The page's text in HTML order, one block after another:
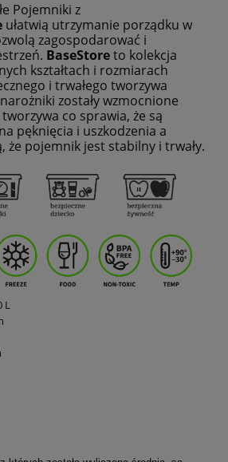
Pojemniki z
ułatwią utrzymanie porządku w
zagospodarować i
BaseStoreto kolekcja
kształtach i rozmiarach
i trwałego tworzywa
zostały wzmocnione
co sprawia, że są
pęknięcia i uszkodzenia a
że pojemnik jest stabilny i trwały.
L